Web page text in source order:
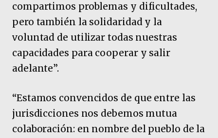
compartimos problemas y dificultades,
pero también la solidaridad y la
voluntad de utilizar todas nuestras
capacidades para cooperar y salir
adelante”.
“Estamos convencidos de que entre las
jurisdicciones nos debemos mutua
colaboración: en nombre del pueblo de la